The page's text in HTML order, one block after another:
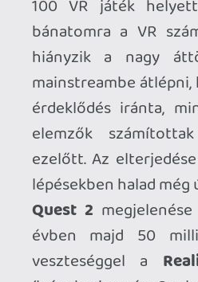
megítélése lenne az
1,3 millió, hanem 1,8 millió vagy
egység talált volna gazdára
során. (Hasraütésszerű
szó.)